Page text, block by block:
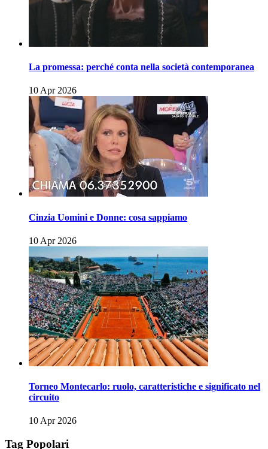
La promessa: perché conta nella società contemporanea
10 Apr 2026
Cinzia Uomini e Donne: cosa sappiamo
10 Apr 2026
Torneo Montecarlo: ruolo, caratteristiche e significato nel
circuito
10 Apr 2026
Tag Popolari